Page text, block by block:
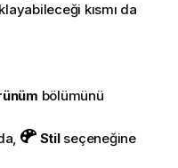
kısmı da
bölümünü
Stilseçeneğine